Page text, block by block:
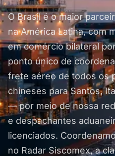
O Brasil é o maior
na América Latina, com
em comércio bilateral
ponto único de
frete aéreo de todos os
chineses para Santos,
— por meio de nossa
e despachantes
licenciados.
no Radar Siscomex, a